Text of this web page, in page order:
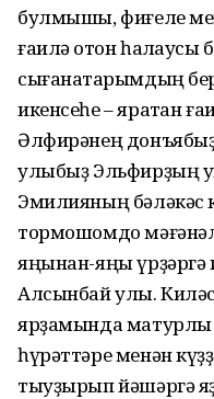
булмышы, фиғеле
ғаилә ҡотон
сығанаҡтарымдың
икенсеһе – яратҡан
Әлфирәнең
улыбыҙ Эльфирҙың
Эмилияның бәләкәс
тормошомдо
яңынан-яңы
Алсынбай улы.
ярҙамында
һүрәттәре менән
тыуҙырып йәшәргә